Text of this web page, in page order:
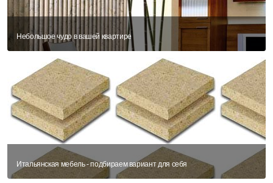
Небольшое чудо в вашей квартире
Итальянская мебель - подбираем вариант для себя